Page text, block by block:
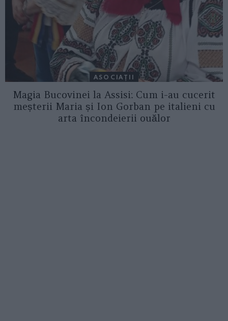
ASOCIAŢII
Magia Bucovinei la Assisi: Cum i-au cucerit
meșterii Maria și Ion Gorban pe italieni cu
arta încondeierii ouălor